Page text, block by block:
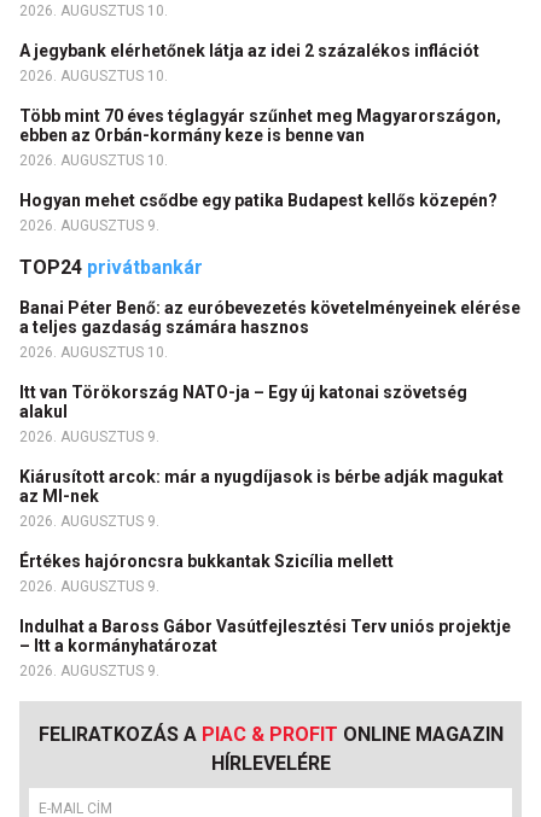
2026. AUGUSZTUS 10.
A jegybank elérhetőnek látja az idei 2 százalékos inflációt
2026. AUGUSZTUS 10.
Több mint 70 éves téglagyár szűnhet meg Magyarországon,
ebben az Orbán-kormány keze is benne van
2026. AUGUSZTUS 10.
Hogyan mehet csődbe egy patika Budapest kellős közepén?
2026. AUGUSZTUS 9.
TOP24 privátbankár
Banai Péter Benő: az euróbevezetés követelményeinek elérése
a teljes gazdaság számára hasznos
2026. AUGUSZTUS 10.
Itt van Törökország NATO-ja – Egy új katonai szövetség
alakul
2026. AUGUSZTUS 9.
Kiárusított arcok: már a nyugdíjasok is bérbe adják magukat
az MI-nek
2026. AUGUSZTUS 9.
Értékes hajóroncsra bukkantak Szicília mellett
2026. AUGUSZTUS 9.
Indulhat a Baross Gábor Vasútfejlesztési Terv uniós projektje
– Itt a kormányhatározat
2026. AUGUSZTUS 9.
FELIRATKOZÁS A PIAC & PROFIT ONLINE MAGAZIN
HÍRLEVELÉRE